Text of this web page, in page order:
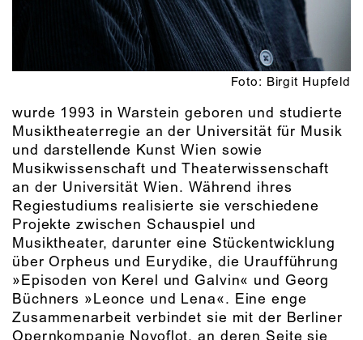
Foto: Birgit Hupfeld
wurde 1993 in Warstein geboren und studierte
Musiktheaterregie an der Universität für Musik
und darstellende Kunst Wien sowie
Musikwissenschaft und Theaterwissenschaft
an der Universität Wien. Während ihres
Regiestudiums realisierte sie verschiedene
Projekte zwischen Schauspiel und
Musiktheater, darunter eine Stückentwicklung
über Orpheus und Eurydike, die Uraufführung
»Episoden von Kerel und Galvin« und Georg
Büchners »Leonce und Lena«. Eine enge
Zusammenarbeit verbindet sie mit der Berliner